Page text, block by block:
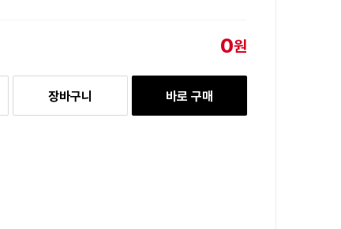
0원
장바구니 바로 구매